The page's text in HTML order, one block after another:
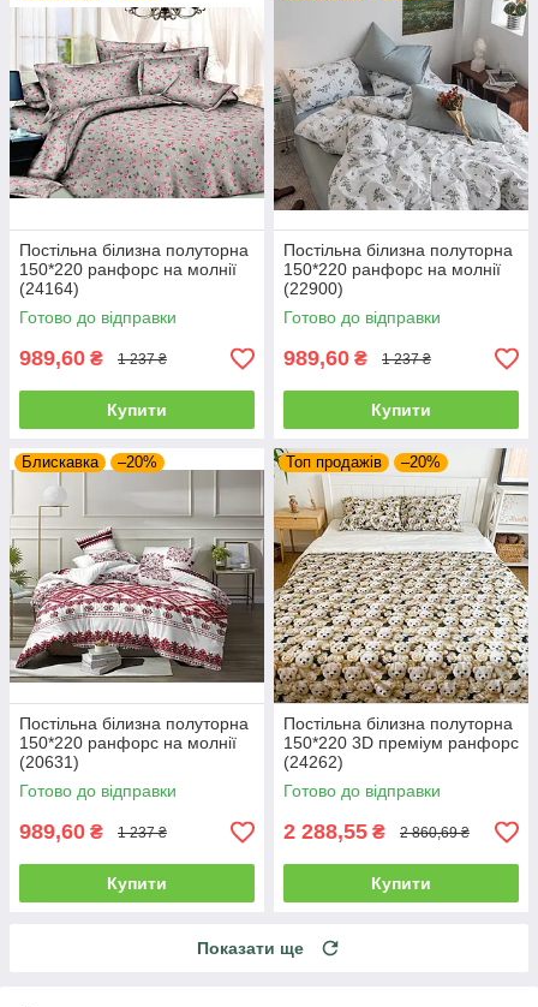
Постільна білизна полуторна
150*220 ранфорс на молнії
(24164)
Готово до відправки
989,60 ₴ 1 237 ₴
Купити
Постільна білизна полуторна
150*220 ранфорс на молнії
(22900)
Готово до відправки
989,60 ₴ 1 237 ₴
Купити
Блискавка –20%
Постільна білизна полуторна
150*220 ранфорс на молнії
(20631)
Готово до відправки
989,60 ₴ 1 237 ₴
Купити
Топ продажів –20%
Постільна білизна полуторна
150*220 3D преміум ранфорс
(24262)
Готово до відправки
2 288,55 ₴ 2 860,69 ₴
Купити
Показати ще